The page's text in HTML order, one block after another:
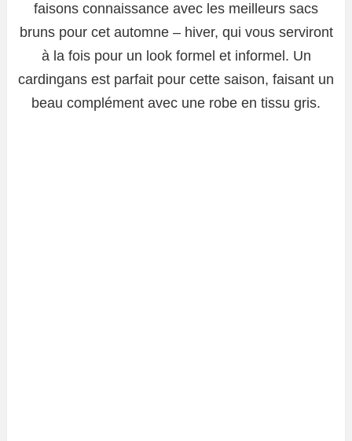
faisons connaissance avec les meilleurs sacs
bruns pour cet automne – hiver, qui vous serviront
à la fois pour un look formel et informel. Un
cardingans est parfait pour cette saison, faisant un
beau complément avec une robe en tissu gris.